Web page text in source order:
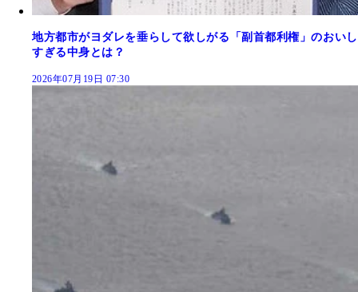
地方都市がヨダレを垂らして欲しがる「副首都利権」のおいし
すぎる中身とは？
2026年07月19日 07:30